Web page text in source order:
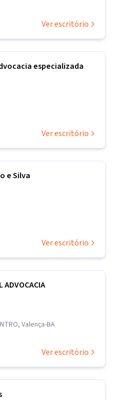
Ver escritório
especializada
Ver escritório
e Silva
Ver escritório
ADVOCACIA
Valença-BA
Ver escritório